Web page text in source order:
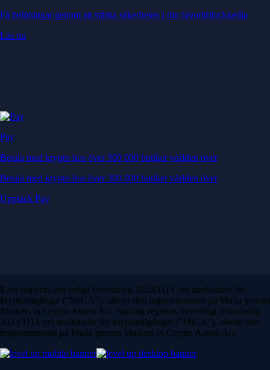
Få belöningar genom att stärka säkerheten i din favoritblockkedja
Lås nu
Pay
Betala med krypto hos över 300 000 butiker världen över
Betala med krypto hos över 300 000 butiker världen över
Upptäck Pay
Earn regleras inte enligt förordning 2023/1114 om marknader för
kryptotillgångar (”MiCA”), såsom den implementerats på Malta genom
Markets in Crypto Assets Act. Staking regleras inte enligt förordning
2023/1114 om marknader för kryptotillgångar (”MiCA”), såsom den
implementerats på Malta genom Markets in Crypto Assets Act.